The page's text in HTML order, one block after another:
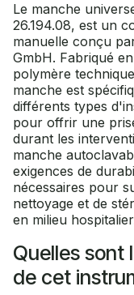
Le manche
26.194.08, est un
manuelle conçu
GmbH. Fabriqué
polymère
manche est
différents types
pour offrir une
durant les
manche
exigences de
nécessaires pour
nettoyage et de
en milieu
Quelles sont
de cet